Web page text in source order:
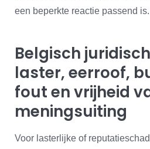
een beperkte reactie passend is.
Belgisch
laster, eerroof,
fout en vrijheid
meningsuiting
Voor lasterlijke of